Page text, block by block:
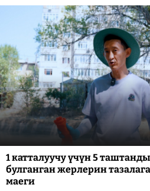
1 катталуучу үчүн 5
булганган жерлерин
маеги